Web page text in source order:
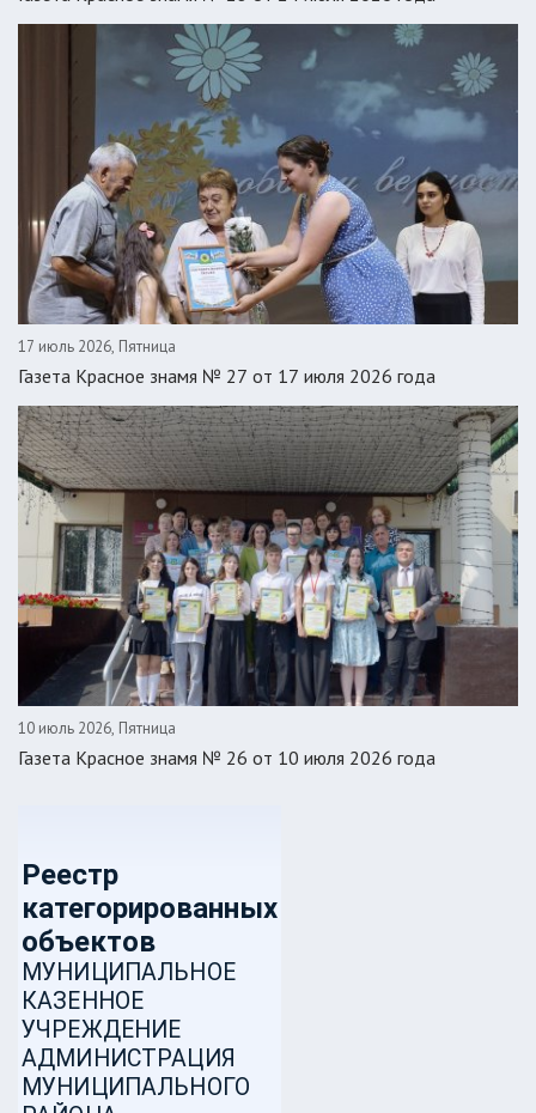
17 июль 2026, Пятница
Газета Красное знамя № 27 от 17 июля 2026 года
10 июль 2026, Пятница
Газета Красное знамя № 26 от 10 июля 2026 года